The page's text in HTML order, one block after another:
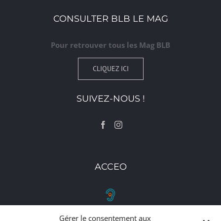
Gérer le consentement aux
CONSULTER BLB LE MAG
Pour retrouver tous les Mag BLB
CLIQUEZ ICI
SUIVEZ-NOUS !
ACCEO